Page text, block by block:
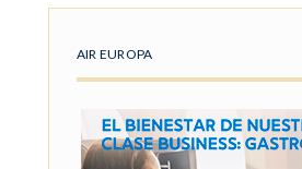
AIR EUROPA